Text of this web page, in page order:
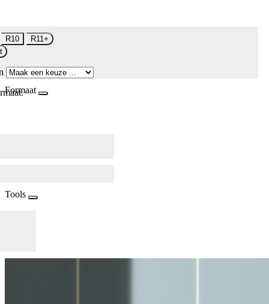
R10
R11+
Formaat
Tools